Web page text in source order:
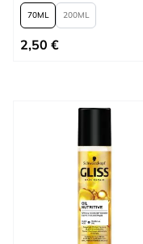
70 200
À partir de
2,50 €